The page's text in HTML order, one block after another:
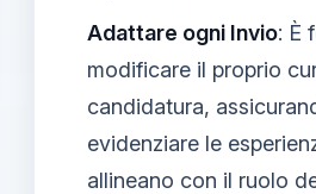
Adattare ogni Invio: È
modificare il proprio
candidatura,
evidenziare le
allineano con il ruolo